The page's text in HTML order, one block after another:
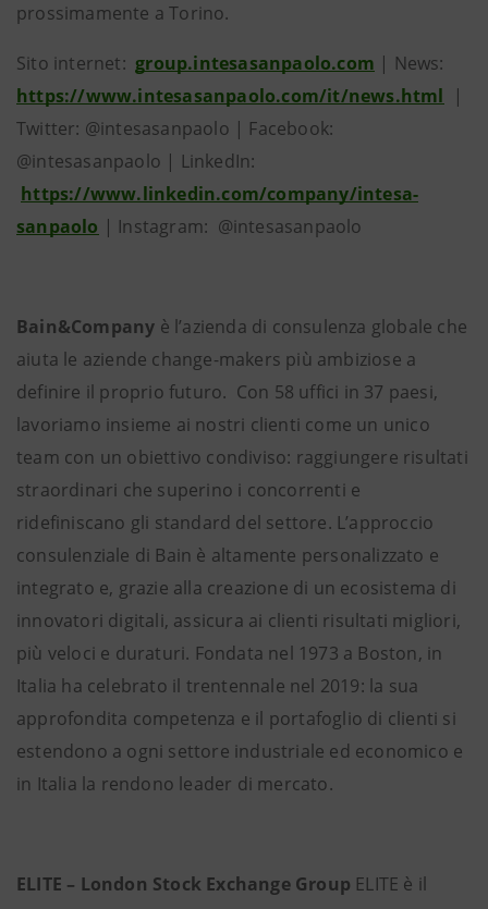
prossimamente a Torino.
Sito internet: group.intesasanpaolo.com | News:
https://www.intesasanpaolo.com/it/news.html |
Twitter: @intesasanpaolo | Facebook:
@intesasanpaolo | LinkedIn:
https://www.linkedin.com/company/intesa-
sanpaolo | Instagram: @intesasanpaolo
Bain&Company è l’azienda di consulenza globale che
aiuta le aziende change-makers più ambiziose a
definire il proprio futuro. Con 58 uffici in 37 paesi,
lavoriamo insieme ai nostri clienti come un unico
team con un obiettivo condiviso: raggiungere risultati
straordinari che superino i concorrenti e
ridefiniscano gli standard del settore. L’approccio
consulenziale di Bain è altamente personalizzato e
integrato e, grazie alla creazione di un ecosistema di
innovatori digitali, assicura ai clienti risultati migliori,
più veloci e duraturi. Fondata nel 1973 a Boston, in
Italia ha celebrato il trentennale nel 2019: la sua
approfondita competenza e il portafoglio di clienti si
estendono a ogni settore industriale ed economico e
in Italia la rendono leader di mercato.
ELITE – London Stock Exchange Group ELITE è il